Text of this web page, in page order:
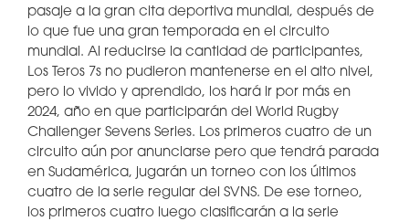
pasaje a la gran cita deportiva mundial, después de
lo que fue una gran temporada en el circuito
mundial. Al reducirse la cantidad de participantes,
Los Teros 7s no pudieron mantenerse en el alto nivel,
pero lo vivido y aprendido, los hará ir por más en
2024, año en que participarán del World Rugby
Challenger Sevens Series. Los primeros cuatro de un
circuito aún por anunciarse pero que tendrá parada
en Sudamérica, jugarán un torneo con los últimos
cuatro de la serie regular del SVNS. De ese torneo,
los primeros cuatro luego clasificarán a la serie